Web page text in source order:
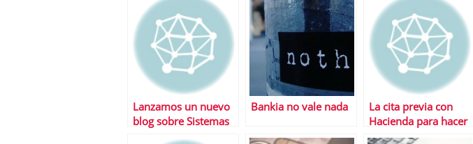
Lanzamos un nuevo
blog sobre Sistemas
Bankia no vale nada
La cita previa con
Hacienda para hacer
la renta